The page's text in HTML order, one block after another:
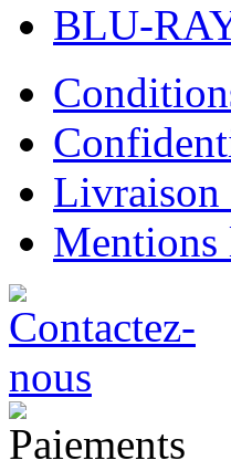
BLU-
Livraison
Mentions